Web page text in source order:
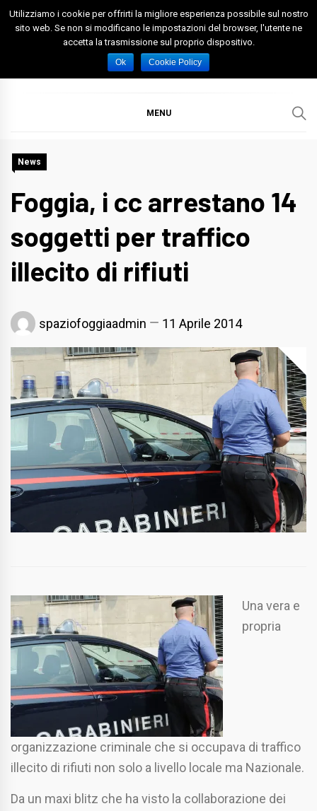
Skip
Spazio Foggia
Foggia News Calcio Eventi e Attività nella Capitanata
MENU
News
Foggia, i cc arrestano 14
soggetti per traffico
illecito di rifiuti
spaziofoggiaadmin 11 Aprile 2014
Una vera e
propria
organizzazione criminale che si occupava di traffico
illecito di rifiuti non solo a livello locale ma Nazionale.
Da un maxi blitz che ha visto la collaborazione dei
Utilizziamo i cookie per offrirti la migliore esperienza possibile sul nostro
sito web. Se non si modificano le impostazioni del browser, l'utente ne
accetta la trasmissione sul proprio dispositivo.
Ok Cookie Policy